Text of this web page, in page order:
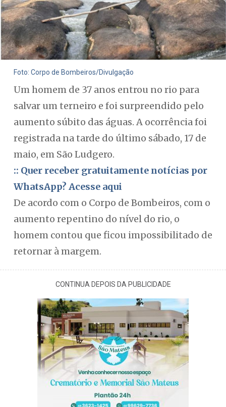
Foto: Corpo de Bombeiros/Divulgação
Um homem de 37 anos entrou no rio para
salvar um terneiro e foi surpreendido pelo
aumento súbito das águas. A ocorrência foi
registrada na tarde do último sábado, 17 de
maio, em São Ludgero.
:: Quer receber gratuitamente notícias por
WhatsApp? Acesse aqui
De acordo com o Corpo de Bombeiros, com o
aumento repentino do nível do rio, o
homem contou que ficou impossibilitado de
retornar à margem.
CONTINUA DEPOIS DA PUBLICIDADE